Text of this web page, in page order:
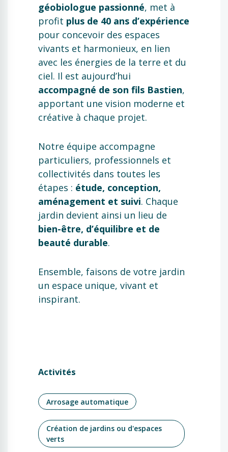
géobiologue passionné, met à
profit plus de 40 ans d’expérience
pour concevoir des espaces
vivants et harmonieux, en lien
avec les énergies de la terre et du
ciel. Il est aujourd’hui
accompagné de son fils Bastien,
apportant une vision moderne et
créative à chaque projet.
Notre équipe accompagne
particuliers, professionnels et
collectivités dans toutes les
étapes : étude, conception,
aménagement et suivi. Chaque
jardin devient ainsi un lieu de
bien-être, d’équilibre et de
beauté durable.
Ensemble, faisons de votre jardin
un espace unique, vivant et
inspirant.
Activités
Arrosage automatique
Création de jardins ou d'espaces
verts